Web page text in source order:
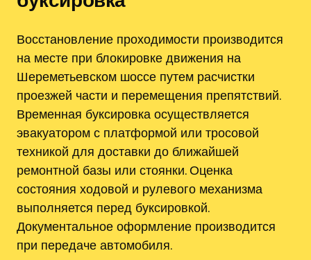
Восстановление проходимости производится
на месте при блокировке движения на
Шереметьевском шоссе путем расчистки
проезжей части и перемещения препятствий.
Временная буксировка осуществляется
эвакуатором с платформой или тросовой
техникой для доставки до ближайшей
ремонтной базы или стоянки. Оценка
состояния ходовой и рулевого механизма
выполняется перед буксировкой.
Документальное оформление производится
при передаче автомобиля.